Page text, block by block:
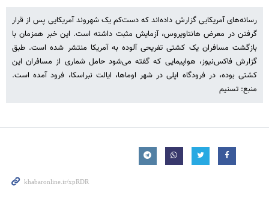
رسانه‌های آمریکایی گزارش داده‌اند که دست‌کم یک شهروند آمریکایی پس از قرار
گرفتن در معرض هانتاویروس، آزمایش مثبت داشته است. این خبر همزمان با
بازگشت مسافران یک کشتی تفریحی آلوده به آمریکا منتشر شده است. طبق
گزارش فاکس‌نیوز، هواپیمایی که گفته می‌شود حامل شماری از مسافران این
کشتی بوده، در فرودگاه اپلی در شهر اوماها، ایالت نبراسکا، فرود آمده است.
منبع: تسنیم